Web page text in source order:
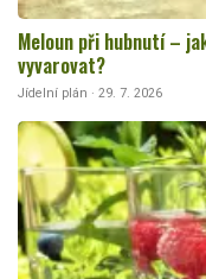
Meloun při hubnutí –
vyvarovat?
Jídelní plán · 29. 7. 2026